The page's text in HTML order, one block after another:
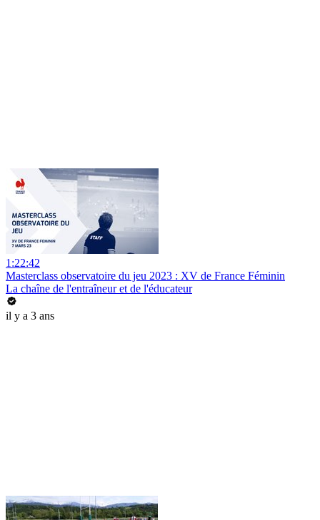
1:22:42
Masterclass observatoire du jeu 2023 : XV de France Féminin
La chaîne de l'entraîneur et de l'éducateur
il y a 3 ans